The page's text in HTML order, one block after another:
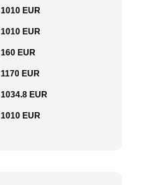
1010 EUR
1010 EUR
160 EUR
1170 EUR
1034.8 EUR
1010 EUR